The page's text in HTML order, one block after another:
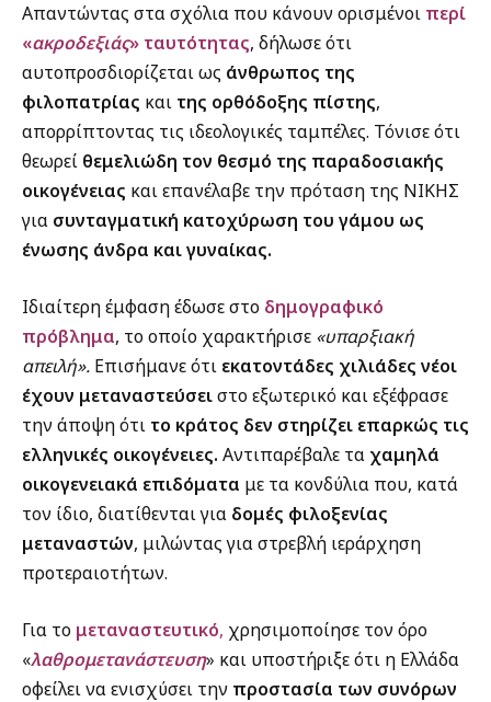
Απαντώντας στα σχόλια που κάνουν ορισμένοι περί
«ακροδεξιάς» ταυτότητας, δήλωσε ότι
αυτοπροσδιορίζεται ως άνθρωπος της
φιλοπατρίας και της ορθόδοξης πίστης,
απορρίπτοντας τις ιδεολογικές ταμπέλες. Τόνισε ότι
θεωρεί θεμελιώδη τον θεσμό της παραδοσιακής
οικογένειας και επανέλαβε την πρόταση της ΝΙΚΗΣ
για συνταγματική κατοχύρωση του γάμου ως
ένωσης άνδρα και γυναίκας.
Ιδιαίτερη έμφαση έδωσε στο δημογραφικό
πρόβλημα, το οποίο χαρακτήρισε «υπαρξιακή
απειλή». Επισήμανε ότι εκατοντάδες χιλιάδες νέοι
έχουν μεταναστεύσειστο εξωτερικό και εξέφρασε
την άποψη ότι το κράτος δεν στηρίζει επαρκώς τις
ελληνικές οικογένειες. Αντιπαρέβαλε τα χαμηλά
οικογενειακά επιδόματα με τα κονδύλια που, κατά
τον ίδιο, διατίθενται για δομές φιλοξενίας
μεταναστών, μιλώντας για στρεβλή ιεράρχηση
προτεραιοτήτων.
Για το μεταναστευτικό, χρησιμοποίησε τον όρο
«λαθρομετανάστευση» και υποστήριξε ότι η Ελλάδα
οφείλει να ενισχύσει την προστασία των συνόρων